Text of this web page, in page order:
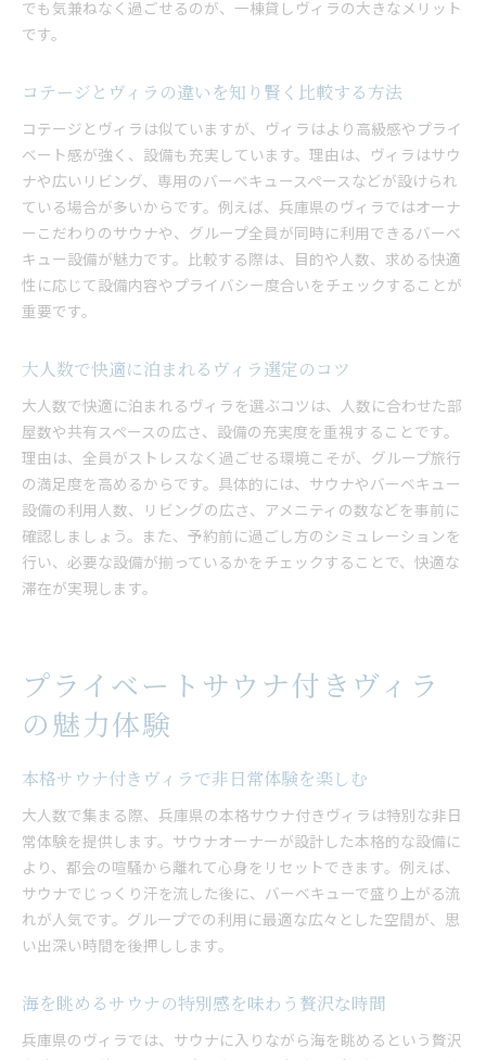
プライベート空間で楽しむ心地よいひととき
グループ旅行に最適なヴィラの選び方
兵庫県で家族や仲間と楽しむヴィラの工夫
快適な一棟貸しヴィラで叶う大人数の思い出
一棟貸しヴィラで自由に楽しむ大人数旅行
広々ヴィラで生まれる忘れられない思い出
大人数対応のヴィラが旅の満足度を高める理由
一棟貸しならではのプライベート時間の魅力
でも気兼ねなく過ごせるのが、一棟貸しヴィラの大きなメリット
です。
コテージとヴィラの違いを知り賢く比較する方法
コテージとヴィラは似ていますが、ヴィラはより高級感やプライ
ベート感が強く、設備も充実しています。理由は、ヴィラはサウ
ナや広いリビング、専用のバーベキュースペースなどが設けられ
ている場合が多いからです。例えば、兵庫県のヴィラではオーナ
ーこだわりのサウナや、グループ全員が同時に利用できるバーベ
キュー設備が魅力です。比較する際は、目的や人数、求める快適
性に応じて設備内容やプライバシー度合いをチェックすることが
重要です。
大人数で快適に泊まれるヴィラ選定のコツ
大人数で快適に泊まれるヴィラを選ぶコツは、人数に合わせた部
屋数や共有スペースの広さ、設備の充実度を重視することです。
理由は、全員がストレスなく過ごせる環境こそが、グループ旅行
の満足度を高めるからです。具体的には、サウナやバーベキュー
設備の利用人数、リビングの広さ、アメニティの数などを事前に
確認しましょう。また、予約前に過ごし方のシミュレーションを
行い、必要な設備が揃っているかをチェックすることで、快適な
滞在が実現します。
プライベートサウナ付きヴィラ
の魅力体験
本格サウナ付きヴィラで非日常体験を楽しむ
大人数で集まる際、兵庫県の本格サウナ付きヴィラは特別な非日
常体験を提供します。サウナオーナーが設計した本格的な設備に
より、都会の喧騒から離れて心身をリセットできます。例えば、
サウナでじっくり汗を流した後に、バーベキューで盛り上がる流
れが人気です。グループでの利用に最適な広々とした空間が、思
い出深い時間を後押しします。
海を眺めるサウナの特別感を味わう贅沢な時間
兵庫県のヴィラでは、サウナに入りながら海を眺めるという贅沢